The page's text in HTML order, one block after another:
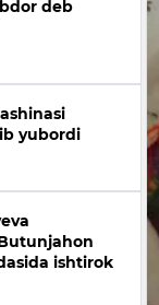
deb
yubordi
ishtirok